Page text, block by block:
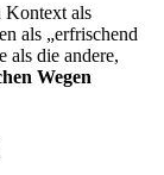
Kontext als
als „erfrischend
als die andere,
Wegen